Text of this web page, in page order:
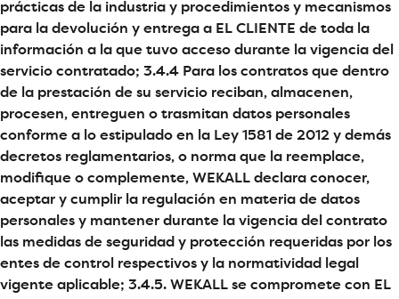
prácticas de la industria y procedimientos y mecanismos
para la devolución y entrega a EL CLIENTE de toda la
información a la que tuvo acceso durante la vigencia del
servicio contratado; 3.4.4 Para los contratos que dentro
de la prestación de su servicio reciban, almacenen,
procesen, entreguen o trasmitan datos personales
conforme a lo estipulado en la Ley 1581 de 2012 y demás
decretos reglamentarios, o norma que la reemplace,
modifique o complemente, WEKALL declara conocer,
aceptar y cumplir la regulación en materia de datos
personales y mantener durante la vigencia del contrato
las medidas de seguridad y protección requeridas por los
entes de control respectivos y la normatividad legal
vigente aplicable; 3.4.5. WEKALL se compromete con EL